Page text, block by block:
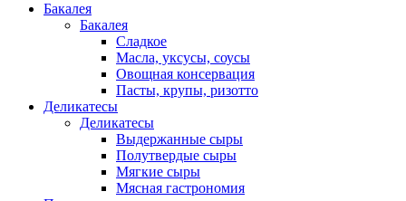
Бакалея
Бакалея
Сладкое
Масла, уксусы, соусы
Овощная консервация
Пасты, крупы, ризотто
Деликатесы
Деликатесы
Выдержанные сыры
Полутвердые сыры
Мягкие сыры
Мясная гастрономия